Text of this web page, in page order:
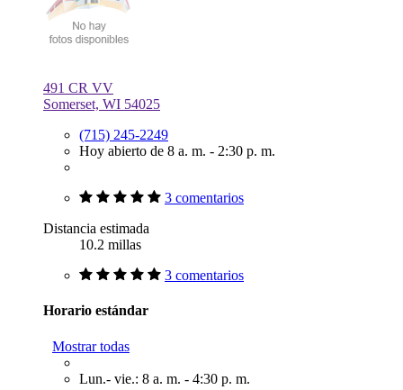
491 CR VV
Somerset, WI 54025
(715) 245-2249
Hoy abierto de 8 a. m. - 2:30 p. m.
3 comentarios
Distancia estimada
10.2 millas
3 comentarios
Horario estándar
Mostrar todas
Lun.- vie.: 8 a. m. - 4:30 p. m.